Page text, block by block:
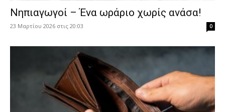
Νηπιαγωγοί – Ένα ωράριο χωρίς ανάσα!
23 Μαρτίου 2026 στις 20:03 0